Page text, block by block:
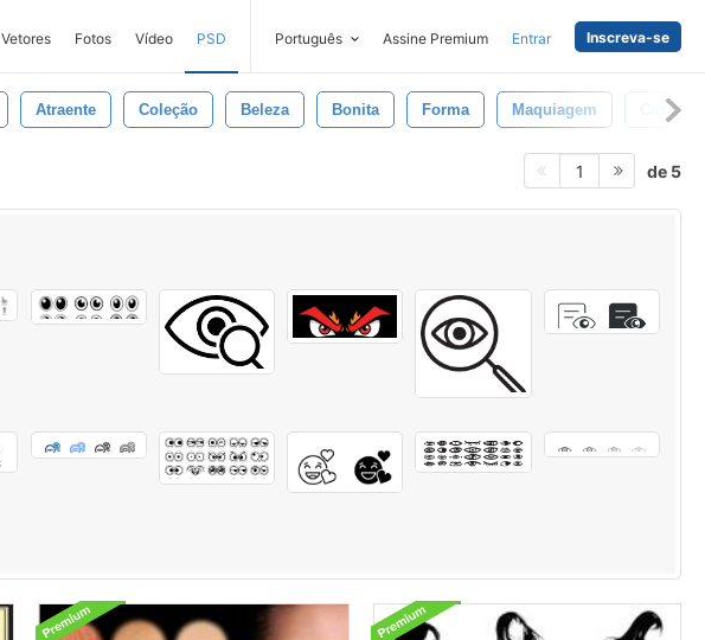
Vetores Fotos Vídeo PSD Português Assine Premium Entrar Inscreva-se
Atraente Coleção Beleza Bonita Forma Maquiagem
1 de 5